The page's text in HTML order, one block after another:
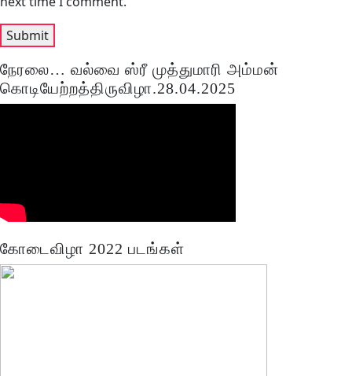
நேரலை… வல்வை ஸ்ரீ முத்துமாரி அம்மன்
கொடியேற்றத்திருவிழா.28.04.2025
கோடைவிழா 2022 படங்கள்